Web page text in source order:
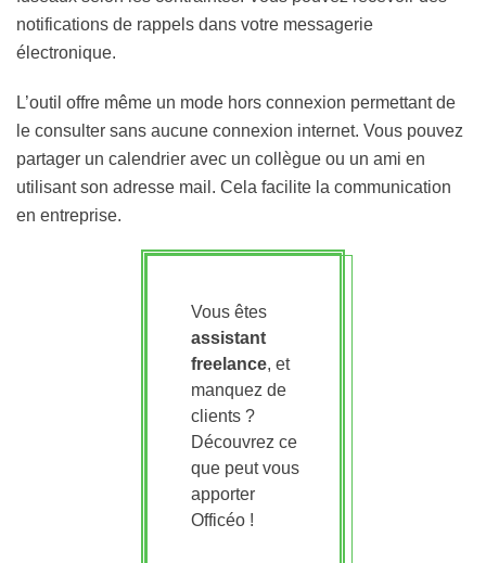
notifications de rappels dans votre messagerie
électronique.
L’outil offre même un mode hors connexion permettant de
le consulter sans aucune connexion internet. Vous pouvez
partager un calendrier avec un collègue ou un ami en
utilisant son adresse mail. Cela facilite la communication
en entreprise.
Vous êtes
assistant
freelance, et
manquez de
clients ?
Découvrez ce
que peut vous
apporter
Officéo !